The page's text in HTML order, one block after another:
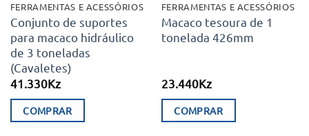
FERRAMENTAS E ACESSÓRIOS
Conjunto de suportes
para macaco hidráulico
de 3 toneladas
(Cavaletes)
41.330Kz
COMPRAR
FERRAMENTAS E ACESSÓRIOS
Macaco tesoura de 1
tonelada 426mm
23.440Kz
COMPRAR